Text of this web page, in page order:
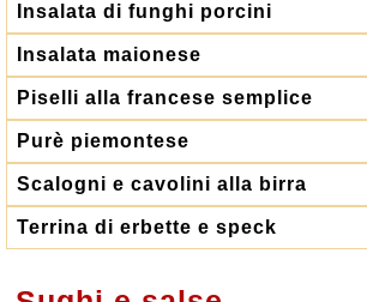
Insalata di funghi porcini
Insalata maionese
Piselli alla francese semplice
Purè piemontese
Scalogni e cavolini alla birra
Terrina di erbette e speck